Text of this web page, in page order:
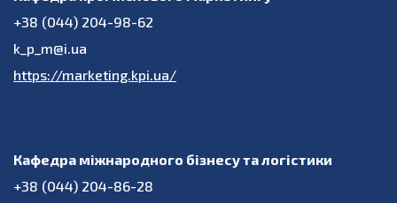
+38 (044) 204-98-62
k_p_m@i.ua
https://marketing.kpi.ua/
Кафедра міжнародного бізнесу та логістики
+38 (044) 204-86-28